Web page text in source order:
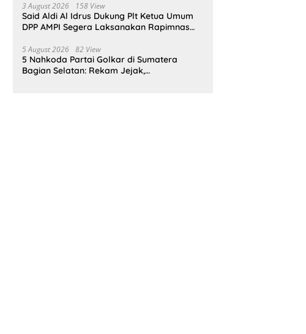
3 August 2026 158 View
Said Aldi Al Idrus Dukung Plt Ketua Umum
DPP AMPI Segera Laksanakan Rapimnas
5 August 2026 82 View
5 Nahkoda Partai Golkar di Sumatera
Bagian Selatan: Rekam Jejak,